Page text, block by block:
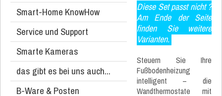
Smart-Home KnowHow
Service und Support
Smarte Kameras
das gibt es bei uns auch...
B-Ware & Posten
Diese Set passt nicht ?
Am Ende der Seite
finden Sie weitere
Varianten.
Steuern Sie Ihre
Fußbodenheizung
intelligent – die
Wandthermostate mit